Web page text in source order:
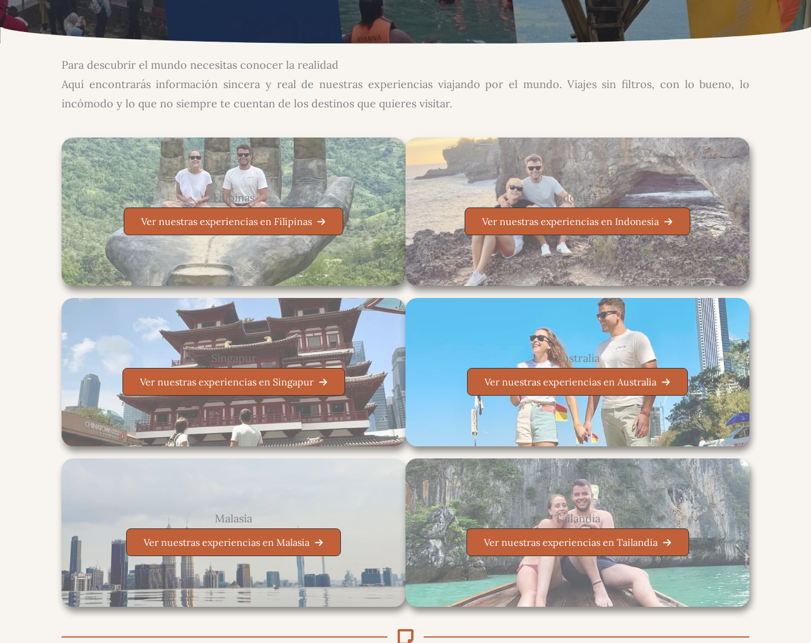
Para descubrir el mundo necesitas conocer la realidad
Aquí encontrarás información sincera y real de nuestras experiencias viajando por el mundo. Viajes sin filtros, con lo bueno, lo
incómodo y lo que no siempre te cuentan de los destinos que quieres visitar.
Filipinas
Ver nuestras experiencias en Filipinas
Singapur
Ver nuestras experiencias en Singapur
Malasia
Ver nuestras experiencias en Malasia
Indonesia
Ver nuestras experiencias en Indonesia
Australia
Ver nuestras experiencias en Australia
Tailandia
Ver nuestras experiencias en Tailandia